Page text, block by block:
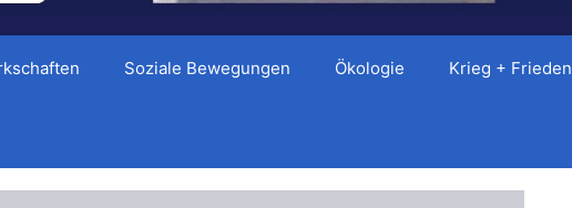
Soziale Bewegungen Ökologie Krieg + Frieden